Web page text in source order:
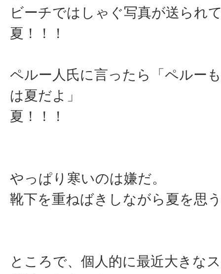
ビーチではしゃぐ写真が送られ
夏！！！
ペルー人氏に言ったら「ペルー
は夏だよ」
夏！！！
やっぱり寒いのは嫌だ。
靴下を重ねばきしながら夏を思
ところで、個人的に最近大きな